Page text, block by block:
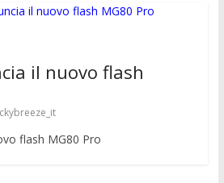
il nuovo flash
flash MG80 Pro